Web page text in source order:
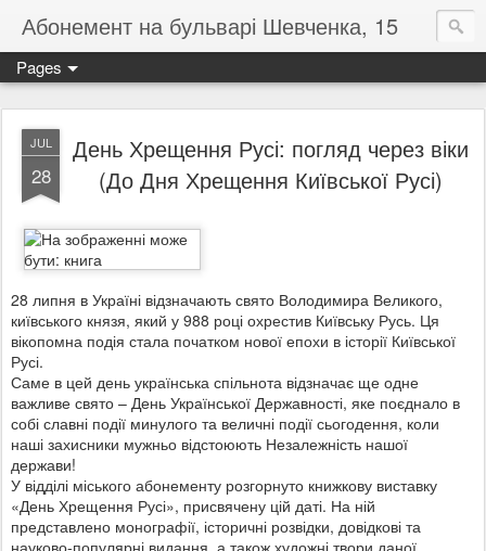
Абонемент на бульварі Шевченка, 15
Pages
JUL
28
День Хрещення Русі: погляд через віки
(До Дня Хрещення Київської Русі)
28 липня в Україні відзначають свято Володимира Великого,
київського князя, який у 988 році охрестив Київську Русь. Ця
вікопомна подія стала початком нової епохи в історії Київської
Русі.
Саме в цей день українська спільнота відзначає ще одне
важливе свято – День Української Державності, яке поєднало в
собі славні події минулого та величні події сьогодення, коли
наші захисники мужньо відстоюють Незалежність нашої
держави!
У відділі міського абонементу розгорнуто книжкову виставку
«День Хрещення Русі», присвячену цій даті. На ній
представлено монографії, історичні розвідки, довідкові та
науково-популярні видання, а також художні твори даної